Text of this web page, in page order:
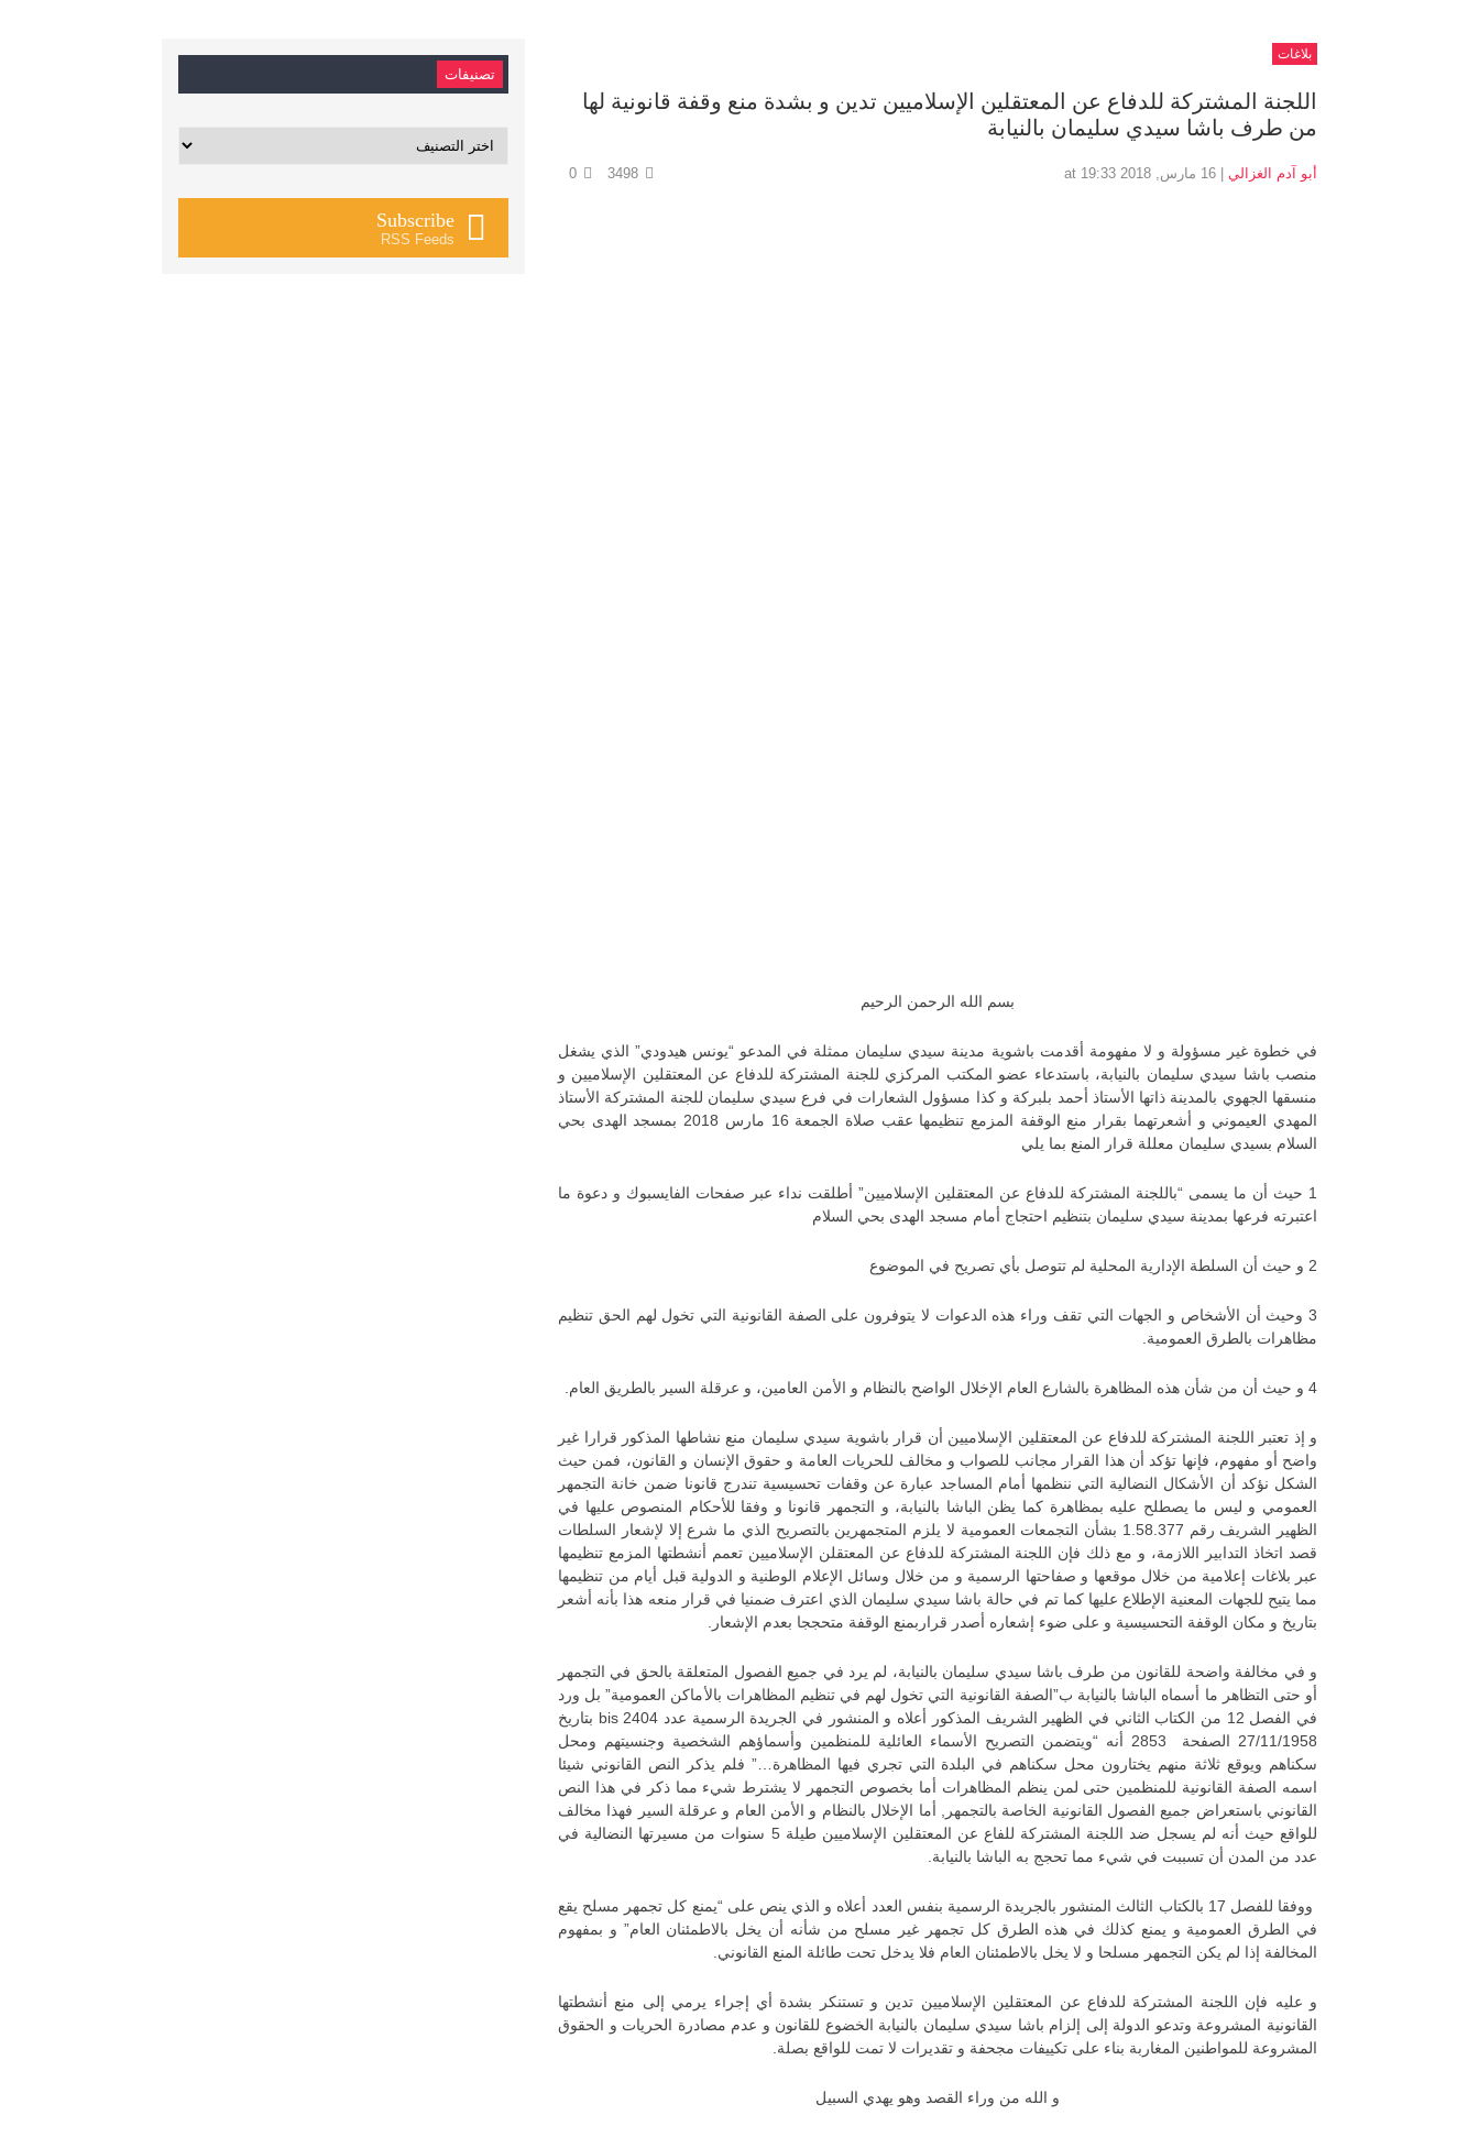
بلاغات
اللجنة المشتركة للدفاع عن المعتقلين الإسلاميين تدين و بشدة منع وقفة قانونية لها
من طرف باشا سيدي سليمان بالنيابة
أبو آدم الغزالي 0
بسم الله الرحمن الرحيم
في خطوة غير مسؤولة و لا مفهومة أقدمت باشوية مدينة سيدي سليمان ممثلة في المدعو “يونس هيدودي” الذي يشغل
منصب باشا سيدي سليمان بالنيابة، باستدعاء عضو المكتب المركزي للجنة المشتركة للدفاع عن المعتقلين الإسلاميين و
منسقها الجهوي بالمدينة ذاتها الأستاذ أحمد بلبركة و كذا مسؤول الشعارات في فرع سيدي سليمان للجنة المشتركة الأستاذ
المهدي العيموني و أشعرتهما بقرار منع الوقفة المزمع تنظيمها عقب صلاة الجمعة 16 مارس 2018 بمسجد الهدى بحي
السلام بسيدي سليمان معللة قرار المنع بما يلي
1 حيث أن ما يسمى “باللجنة المشتركة للدفاع عن المعتقلين الإسلاميين” أطلقت نداء عبر صفحات الفايسبوك و دعوة ما
اعتبرته فرعها بمدينة سيدي سليمان بتنظيم احتجاج أمام مسجد الهدى بحي السلام
2 و حيث أن السلطة الإدارية المحلية لم تتوصل بأي تصريح في الموضوع
3 وحيث أن الأشخاص و الجهات التي تقف وراء هذه الدعوات لا يتوفرون على الصفة القانونية التي تخول لهم الحق تنظيم
مظاهرات بالطرق العمومية.
4 و حيث أن من شأن هذه المظاهرة بالشارع العام الإخلال الواضح بالنظام و الأمن العامين، و عرقلة السير بالطريق العام.
و إذ تعتبر اللجنة المشتركة للدفاع عن المعتقلين الإسلاميين أن قرار باشوية سيدي سليمان منع نشاطها المذكور قرارا غير
واضح أو مفهوم، فإنها تؤكد أن هذا القرار مجانب للصواب و مخالف للحريات العامة و حقوق الإنسان و القانون، فمن حيث
الشكل نؤكد أن الأشكال النضالية التي ننظمها أمام المساجد عبارة عن وقفات تحسيسية تندرج قانونا ضمن خانة التجمهر
العمومي و ليس ما يصطلح عليه بمظاهرة كما يظن الباشا بالنيابة، و التجمهر قانونا و وفقا للأحكام المنصوص عليها في
الظهير الشريف رقم 1.58.377 بشأن التجمعات العمومية لا يلزم المتجمهرين بالتصريح الذي ما شرع إلا لإشعار السلطات
قصد اتخاذ التدابير اللازمة، و مع ذلك فإن اللجنة المشتركة للدفاع عن المعتقلن الإسلاميين تعمم أنشطتها المزمع تنظيمها
عبر بلاغات إعلامية من خلال موقعها و صفاحتها الرسمية و من خلال وسائل الإعلام الوطنية و الدولية قبل أيام من تنظيمها
مما يتيح للجهات المعنية الإطلاع عليها كما تم في حالة باشا سيدي سليمان الذي اعترف ضمنيا في قرار منعه هذا بأنه أشعر
بتاريخ و مكان الوقفة التحسيسية و على ضوء إشعاره أصدر قراربمنع الوقفة متحججا بعدم الإشعار.
و في مخالفة واضحة للقانون من طرف باشا سيدي سليمان بالنيابة، لم يرد في جميع الفصول المتعلقة بالحق في التجمهر
أو حتى التظاهر ما أسماه الباشا بالنيابة ب”الصفة القانونية التي تخول لهم في تنظيم المظاهرات بالأماكن العمومية” بل ورد
في الفصل 12 من الكتاب الثاني في الظهير الشريف المذكور أعلاه و المنشور في الجريدة الرسمية عدد 2404 bis بتاريخ
27/11/1958 الصفحة 2853 أنه “ويتضمن التصريح الأسماء العائلية للمنظمين وأسماؤهم الشخصية وجنسيتهم ومحل
سكناهم ويوقع ثلاثة منهم يختارون محل سكناهم في البلدة التي تجري فيها المظاهرة…” فلم يذكر النص القانوني شيئا
اسمه الصفة القانونية للمنظمين حتى لمن ينظم المظاهرات أما بخصوص التجمهر لا يشترط شيء مما ذكر في هذا النص
القانوني باستعراض جميع الفصول القانونية الخاصة بالتجمهر, أما الإخلال بالنظام و الأمن العام و عرقلة السير فهذا مخالف
للواقع حيث أنه لم يسجل ضد اللجنة المشتركة للفاع عن المعتقلين الإسلاميين طيلة 5 سنوات من مسيرتها النضالية في
عدد من المدن أن تسببت في شيء مما تحجج به الباشا بالنيابة.
ووفقا للفصل 17 بالكتاب الثالث المنشور بالجريدة الرسمية بنفس العدد أعلاه و الذي ينص على “يمنع كل تجمهر مسلح يقع
في الطرق العمومية و يمنع كذلك في هذه الطرق كل تجمهر غير مسلح من شأنه أن يخل بالاطمئنان العام” و بمفهوم
المخالفة إذا لم يكن التجمهر مسلحا و لا يخل بالاطمئنان العام فلا يدخل تحت طائلة المنع القانوني.
و عليه فإن اللجنة المشتركة للدفاع عن المعتقلين الإسلاميين تدين و تستنكر بشدة أي إجراء يرمي إلى منع أنشطتها
القانونية المشروعة وتدعو الدولة إلى إلزام باشا سيدي سليمان بالنيابة الخضوع للقانون و عدم مصادرة الحريات و الحقوق
المشروعة للمواطنين المغاربة بناء على تكييفات مجحفة و تقديرات لا تمت للواقع بصلة.
و الله من وراء القصد وهو يهدي السبيل
تصنيفات
تصنيفات
Subscribe
RSS Feeds